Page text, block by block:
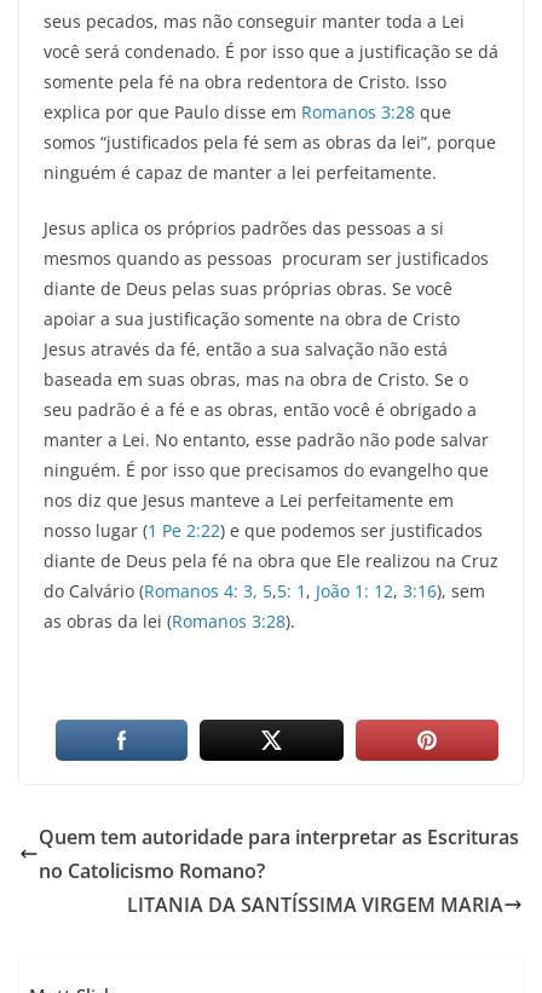
seus pecados, mas não conseguir manter toda a Lei
você será condenado. É por isso que a justificação se dá
somente pela fé na obra redentora de Cristo. Isso
explica por que Paulo disse em Romanos 3:28 que
somos “justificados pela fé sem as obras da lei”, porque
ninguém é capaz de manter a lei perfeitamente.
Jesus aplica os próprios padrões das pessoas a si
mesmos quando as pessoas procuram ser justificados
diante de Deus pelas suas próprias obras. Se você
apoiar a sua justificação somente na obra de Cristo
Jesus através da fé, então a sua salvação não está
baseada em suas obras, mas na obra de Cristo. Se o
seu padrão é a fé e as obras, então você é obrigado a
manter a Lei. No entanto, esse padrão não pode salvar
ninguém. É por isso que precisamos do evangelho que
nos diz que Jesus manteve a Lei perfeitamente em
nosso lugar (1 Pe 2:22) e que podemos ser justificados
diante de Deus pela fé na obra que Ele realizou na Cruz
do Calvário (Romanos 4: 3, 5,5: 1 , João 1: 12, 3:16), sem
as obras da lei (Romanos 3:28).
Quem tem autoridade para interpretar as Escrituras
no Catolicismo Romano?
LITANIA DA SANTÍSSIMA VIRGEM MARIA